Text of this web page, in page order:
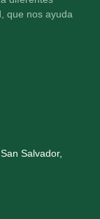
que nos ayuda
Salvador,